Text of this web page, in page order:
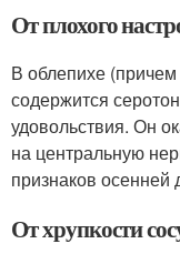
От плохого
В облепихе (причем
содержится
удовольствия. Он
на центральную
признаков
От хрупкости